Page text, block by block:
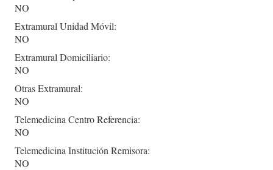
NO
Extramural Unidad Móvil:
NO
Extramural Domiciliario:
NO
Otras Extramural:
NO
Telemedicina Centro Referencia:
NO
Telemedicina Institución Remisora:
NO